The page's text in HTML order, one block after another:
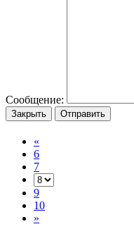
Сообщение:
Закрыть Отправить
«
6
7
9
10
»